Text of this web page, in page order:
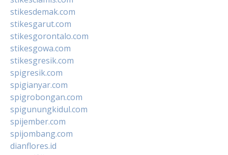
stikesdemak.com
stikesgarut.com
stikesgorontalo.com
stikesgowa.com
stikesgresik.com
spigresik.com
spigianyar.com
spigrobongan.com
spigunungkidul.com
spijember.com
spijombang.com
dianflores.id